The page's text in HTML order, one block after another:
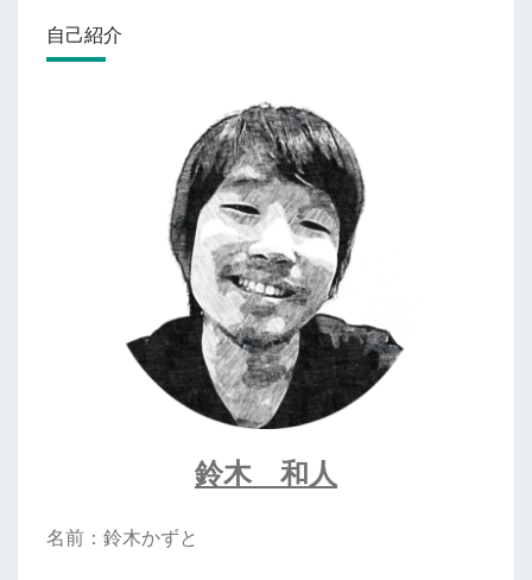
自己紹介
鈴木 和人
名前：鈴木かずと